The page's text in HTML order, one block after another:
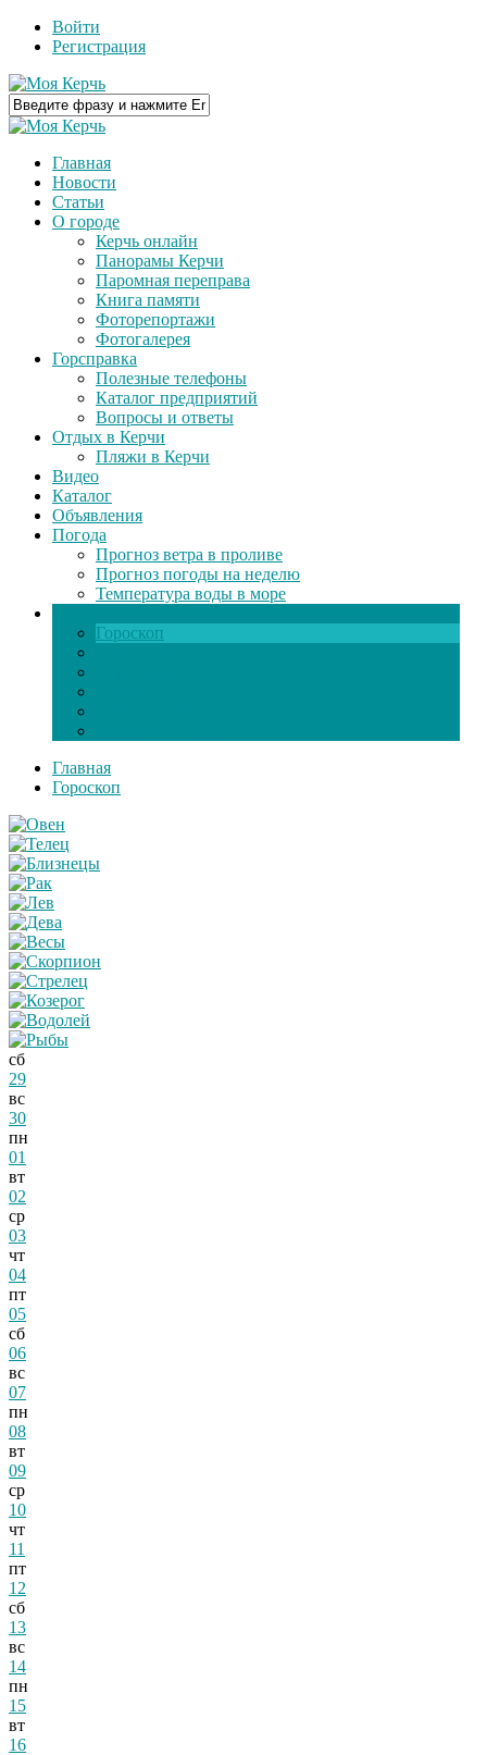
Войти
Регистрация
Главная
Новости
Статьи
О городе
Керчь онлайн
Панорамы Керчи
Паромная переправа
Книга памяти
Фоторепортажи
Фотогалерея
Горсправка
Полезные телефоны
Каталог предприятий
Вопросы и ответы
Отдых в Керчи
Пляжи в Керчи
Видео
Каталог
Объявления
Погода
Прогноз ветра в проливе
Прогноз погоды на неделю
Температура воды в море
Гороскоп
Главная
Гороскоп
сб
29
вс
30
пн
01
вт
02
ср
03
чт
04
пт
05
сб
06
вс
07
пн
08
вт
09
ср
10
чт
11
пт
12
сб
13
вс
14
пн
15
вт
16